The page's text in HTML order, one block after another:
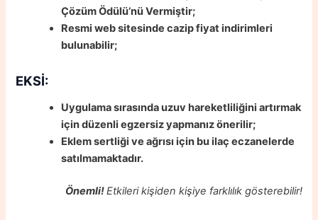
Çözüm Ödülü’nü Vermiştir;
Resmi web sitesinde cazip fiyat indirimleri
bulunabilir;
EKSİ:
Uygulama sırasında uzuv hareketliliğini artırmak
için düzenli egzersiz yapmanız önerilir;
Eklem sertliği ve ağrısı için bu ilaç eczanelerde
satılmamaktadır.
Önemli!Etkileri kişiden kişiye farklılık gösterebilir!